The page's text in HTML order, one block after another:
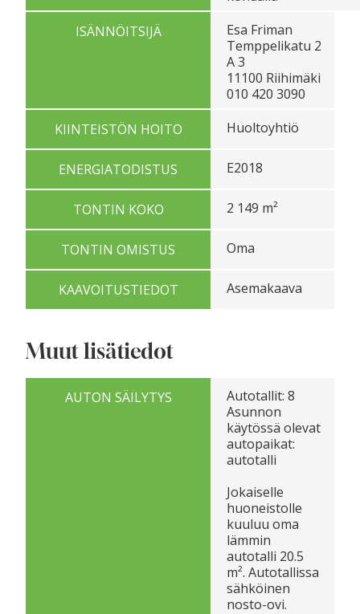
ISÄNNÖITSIJÄ
Esa Friman
Temppelikatu 2
A 3
11100 Riihimäki
010 420 3090
KIINTEISTÖN HOITO
Huoltoyhtiö
ENERGIATODISTUS E2018
TONTIN KOKO 2 149 m²
TONTIN OMISTUS Oma
KAAVOITUSTIEDOT Asemakaava
Muut lisätiedot
AUTON SÄILYTYS
Autotallit: 8
Asunnon
käytössä olevat
autopaikat:
autotalli
Jokaiselle
huoneistolle
kuuluu oma
lämmin
autotalli 20.5
m². Autotallissa
sähköinen
nosto-ovi.